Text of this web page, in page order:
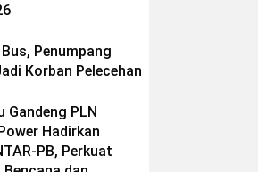
Penumpang
Korban Pelecehan
Gandeng PLN
Hadirkan
PB, Perkuat